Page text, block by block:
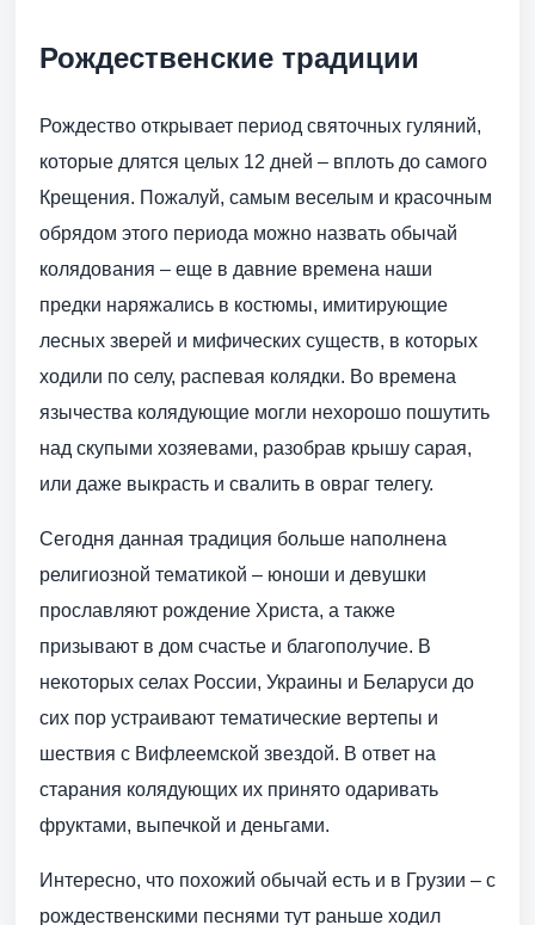
Рождественские традиции
Рождество открывает период святочных гуляний,
которые длятся целых 12 дней – вплоть до самого
Крещения. Пожалуй, самым веселым и красочным
обрядом этого периода можно назвать обычай
колядования – еще в давние времена наши
предки наряжались в костюмы, имитирующие
лесных зверей и мифических существ, в которых
ходили по селу, распевая колядки. Во времена
язычества колядующие могли нехорошо пошутить
над скупыми хозяевами, разобрав крышу сарая,
или даже выкрасть и свалить в овраг телегу.
Сегодня данная традиция больше наполнена
религиозной тематикой – юноши и девушки
прославляют рождение Христа, а также
призывают в дом счастье и благополучие. В
некоторых селах России, Украины и Беларуси до
сих пор устраивают тематические вертепы и
шествия с Вифлеемской звездой. В ответ на
старания колядующих их принято одаривать
фруктами, выпечкой и деньгами.
Интересно, что похожий обычай есть и в Грузии – с
рождественскими песнями тут раньше ходил